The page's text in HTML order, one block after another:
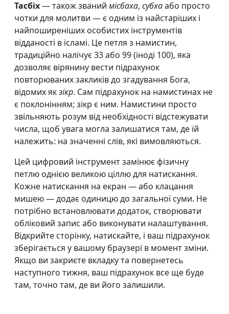
Тасбіх— також званий місбаха, субхаабо просто
чотки для молитви — є одним із найстаріших і
найпоширеніших особистих інструментів
відданості в ісламі. Це петля з намистин,
традиційно налічує 33 або 99 (іноді 100), яка
дозволяє вірянину вести підрахунок
повторюваних закликів до згадування Бога,
відомих якзікр. Сам підрахунок на намистинах не
є поклонінням; зікр є ним. Намистини просто
звільняють розум від необхідності відстежувати
числа, щоб увага могла залишатися там, де їй
належить: на значенні слів, які вимовляються.
Цей цифровий інструмент замінює фізичну
петлю однією великою ціллю для натискання.
Кожне натискання на екран — або клацання
мишею — додає одиницю до загальної суми. Не
потрібно встановлювати додаток, створювати
обліковий запис або виконувати налаштування.
Відкрийте сторінку, натискайте, і ваш підрахунок
зберігається у вашому браузері в момент зміни.
Якщо ви закриєте вкладку та повернетесь
наступного тижня, ваш підрахунок все ще буде
там, точно там, де ви його залишили.